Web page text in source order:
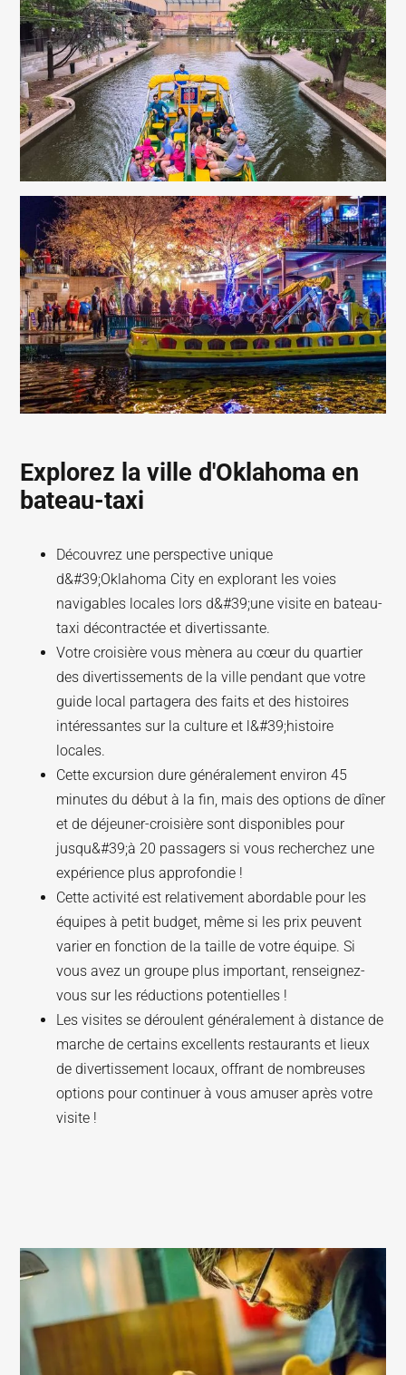
Explorez la ville d'Oklahoma en
bateau-taxi
Découvrez une perspective unique
d&#39;Oklahoma City en explorant les voies
navigables locales lors d&#39;une visite en bateau-
taxi décontractée et divertissante.
Votre croisière vous mènera au cœur du quartier
des divertissements de la ville pendant que votre
guide local partagera des faits et des histoires
intéressantes sur la culture et l&#39;histoire
locales.
Cette excursion dure généralement environ 45
minutes du début à la fin, mais des options de dîner
et de déjeuner-croisière sont disponibles pour
jusqu&#39;à 20 passagers si vous recherchez une
expérience plus approfondie !
Cette activité est relativement abordable pour les
équipes à petit budget, même si les prix peuvent
varier en fonction de la taille de votre équipe. Si
vous avez un groupe plus important, renseignez-
vous sur les réductions potentielles !
Les visites se déroulent généralement à distance de
marche de certains excellents restaurants et lieux
de divertissement locaux, offrant de nombreuses
options pour continuer à vous amuser après votre
visite !